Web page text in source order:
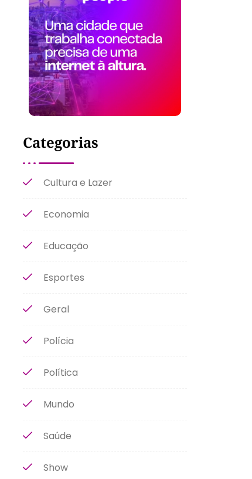
Categorias
Cultura e Lazer
Economia
Educação
Esportes
Geral
Polícia
Política
Mundo
Saúde
Show